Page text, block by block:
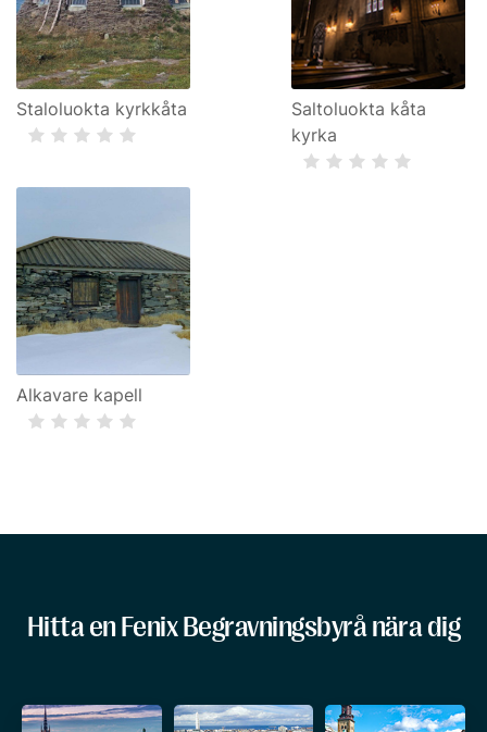
Staloluokta kyrkkåta
Saltoluokta kåta
kyrka
Alkavare kapell
Hitta en Fenix Begravningsbyrå nära dig